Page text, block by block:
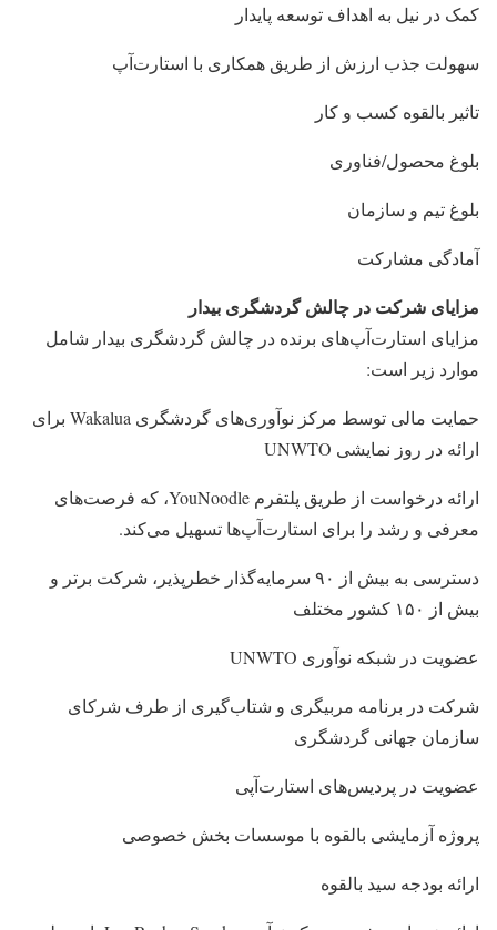
کمک در نیل به اهداف توسعه پایدار
سهولت جذب ارزش از طریق همکاری با استارت‌آپ
تاثیر بالقوه کسب و کار
بلوغ محصول/فناوری
بلوغ تیم و سازمان
آمادگی مشارکت
مزایای شرکت در چالش گردشگری بیدار
مزایای استارت‌آپ‌های برنده در چالش گردشگری بیدار شامل
موارد زیر است:
حمایت مالی توسط مرکز نوآوری‌های گردشگری Wakalua برای
ارائه در روز نمایشی UNWTO
ارائه درخواست از طریق پلتفرم YouNoodle، که فرصت‌های
معرفی و رشد را برای استارت‌آپ‌ها تسهیل می‌کند.
دسترسی به بیش از ۹۰ سرمایه‌گذار خطرپذیر، شرکت برتر و
بیش از ۱۵۰ کشور مختلف
عضویت در شبکه نوآوری UNWTO
شرکت در برنامه مربیگری و شتاب‌گیری از طرف شرکای
سازمان جهانی گردشگری
عضویت در پردیس‌های استارت‌آپی
پروژه آزمایشی بالقوه با موسسات بخش خصوصی
ارائه بودجه سید بالقوه